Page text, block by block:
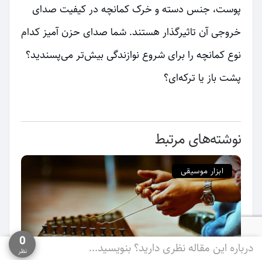
پوست، جنس دسته و خرک کمانچه در کیفیت صدای
خروجی آن تاثیرگذار هستند. شما صدای حزن آمیز کدام
نوع کمانچه را برای شروع نوازندگی بیش‌تر می‌پسندید؟
پشت باز یا ترکه‌ای؟
نوشته‌های مرتبط
ابزار موسیقی
درباره این مقاله نظری دارید؟ بنویسید... 0
نظر